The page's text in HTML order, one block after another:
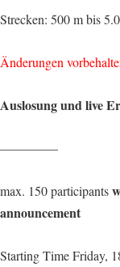
Strecken: 500 m bis
Änderungen
Auslosung und live
————–
max. 150 participants
announcement
Starting Time Friday,